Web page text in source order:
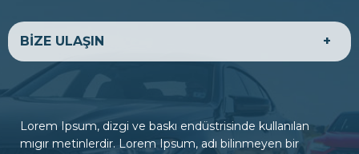
HAKKIMIZDA
EKONOMİK ARAÇLAR
LÜKS ARAÇLAR
SATILIK ARAÇLAR
BANKA HESAPLARIMIZ
BİZE ULAŞIN
Firmanıza ait ulaşım ve iletişim bilgilerini tema paneli,
firma bilgileri sayfasından yönetebilirsiniz.
Lorem Ipsum, dizgi ve baskı endüstrisinde kullanılan
mıgır metinlerdir. Lorem Ipsum, adı bilinmeyen bir